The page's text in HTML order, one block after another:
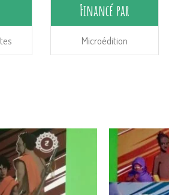
Financé par
Microédition